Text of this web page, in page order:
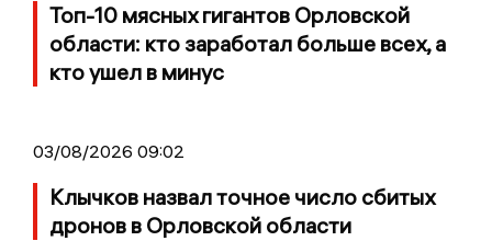
Топ-10 мясных гигантов Орловской
области: кто заработал больше всех, а
кто ушел в минус
03/08/2026 09:02
Клычков назвал точное число сбитых
дронов в Орловской области